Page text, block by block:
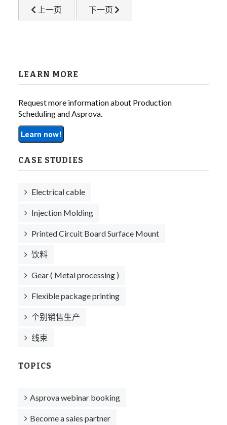
COMPANY
上一篇文章: 3.2 用户定义类、属性
上一页 下一篇文章: 4. 超高速的有限能力排程
下一页
LEARN MORE
Request more information about Production
Scheduling and Asprova.
Learn now!
CASE STUDIES
Electrical cable
Injection Molding
Printed Circuit Board Surface Mount
饮料
Gear ( Metal processing )
Flexible package printing
个别销售生产
线束
TOPICS
Asprova webinar booking
Become a sales partner